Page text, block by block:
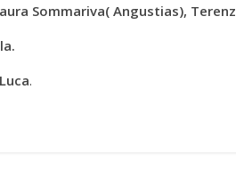
Sommariva( Angustias),
.